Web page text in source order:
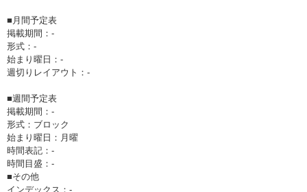
■月間予定表
掲載期間：-
形式：-
始まり曜日：-
週切りレイアウト：-
■週間予定表
掲載期間：-
形式：ブロック
始まり曜日：月曜
時間表記：-
時間目盛：-
■その他
インデックス：-